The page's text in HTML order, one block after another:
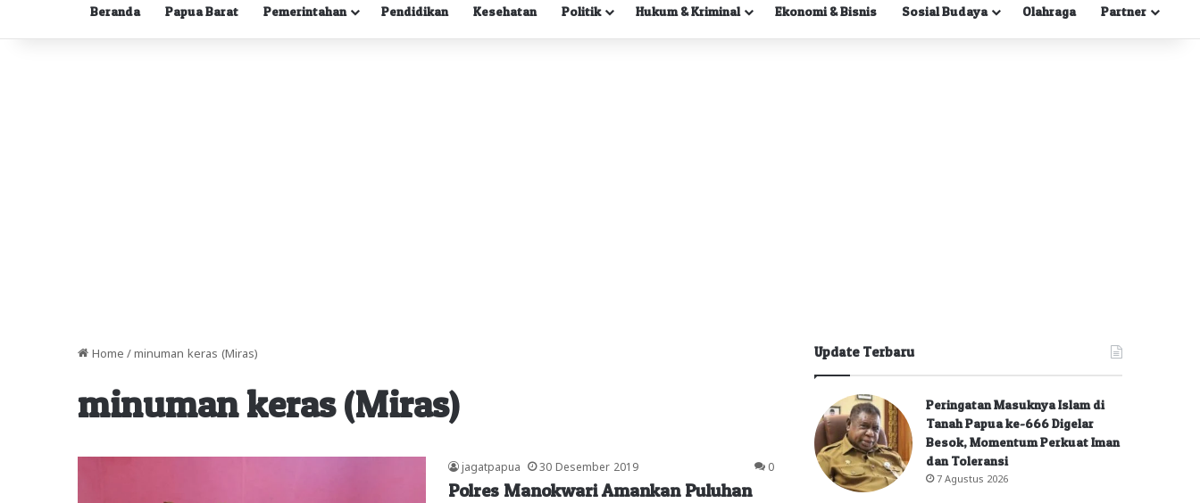
Beranda Papua Barat Pemerintahan Pendidikan Kesehatan Politik Hukum & Kriminal Ekonomi & Bisnis Sosial Budaya Olahraga Partner
Home / minuman keras (Miras)
minuman keras (Miras)
jagatpapua 30 Desember 2019 0
Polres Manokwari Amankan Puluhan
Update Terbaru
Peringatan Masuknya Islam di
Tanah Papua ke-666 Digelar
Besok, Momentum Perkuat Iman
dan Toleransi
7 Agustus 2026